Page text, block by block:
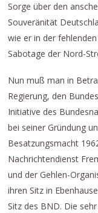
Sorge über den
Souveränität
wie er in der
Sabotage der Nord-
Nun muß man in
Regierung, den
Initiative des
bei seiner Gründung
Besatzungsmacht
Nachrichtendienst
und der Gehlen-
ihren Sitz in
Sitz des BND. Die